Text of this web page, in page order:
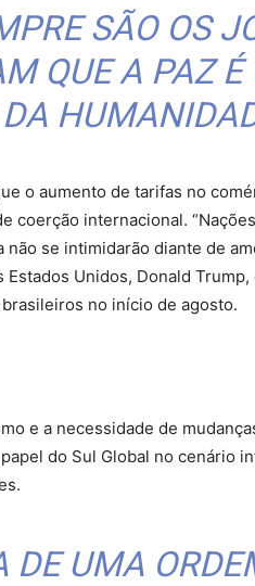
SÃO OS
QUE A PAZ
o aumento de tarifas no
coerção internacional.
não se intimidarão diante de
Unidos, Donald
no início de agosto.
e a necessidade de
do Sul Global no cenário
DE UMA